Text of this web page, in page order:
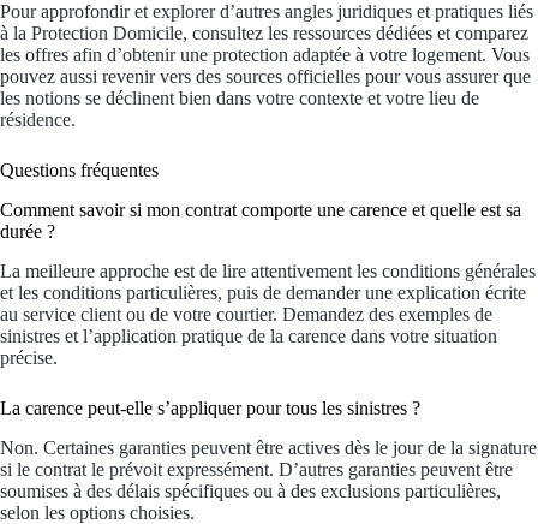
Pour approfondir et explorer d’autres angles juridiques et pratiques liés
à la Protection Domicile, consultez les ressources dédiées et comparez
les offres afin d’obtenir une protection adaptée à votre logement. Vous
pouvez aussi revenir vers des sources officielles pour vous assurer que
les notions se déclinent bien dans votre contexte et votre lieu de
résidence.
Questions fréquentes
Comment savoir si mon contrat comporte une carence et quelle est sa
durée ?
La meilleure approche est de lire attentivement les conditions générales
et les conditions particulières, puis de demander une explication écrite
au service client ou de votre courtier. Demandez des exemples de
sinistres et l’application pratique de la carence dans votre situation
précise.
La carence peut-elle s’appliquer pour tous les sinistres ?
Non. Certaines garanties peuvent être actives dès le jour de la signature
si le contrat le prévoit expressément. D’autres garanties peuvent être
soumises à des délais spécifiques ou à des exclusions particulières,
selon les options choisies.